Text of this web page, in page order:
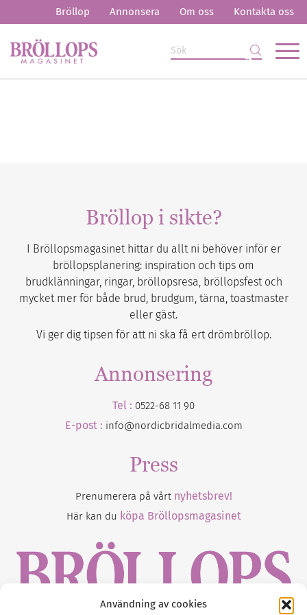
Användning av cookies
Bröllop Annonsera Om oss Kontakta oss
Bröllop i sikte?
I Bröllopsmagasinet hittar du allt ni behöver inför er
bröllopsplanering: inspiration och tips om
brudklänningar, ringar, bröllopsresa, bröllopsfest och
mycket mer för både brud, brudgum, tärna, toastmaster
eller gäst.
Vi ger dig tipsen för att ni ska få ert drömbröllop.
Annonsering
Tel : 0522-68 11 90
E-post : info@nordicbridalmedia.com
Press
Prenumerera på vårt nyhetsbrev!
Här kan du köpa Bröllopsmagasinet